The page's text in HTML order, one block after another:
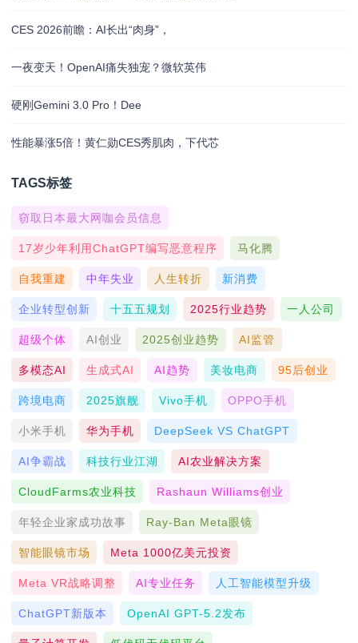
CES 2026前瞻：AI长出“肉身”，
一夜变天！OpenAI痛失独宠？微软英伟
硬刚Gemini 3.0 Pro！Dee
性能暴涨5倍！黄仁勋CES秀肌肉，下代芯
TAGS标签
窃取日本最大网咖会员信息
17岁少年利用ChatGPT编写恶意程序 马化腾
自我重建 中年失业 人生转折 新消费
企业转型创新 十五五规划 2025行业趋势 一人公司
超级个体 AI创业 2025创业趋势 AI监管
多模态AI 生成式AI AI趋势 美妆电商 95后创业
跨境电商 2025旗舰 Vivo手机 OPPO手机
小米手机 华为手机 DeepSeek VS ChatGPT
AI争霸战 科技行业江湖 AI农业解决方案
CloudFarms农业科技 Rashaun Williams创业
年轻企业家成功故事 Ray-Ban Meta眼镜
智能眼镜市场 Meta 1000亿美元投资
Meta VR战略调整 AI专业任务 人工智能模型升级
ChatGPT新版本 OpenAI GPT-5.2发布